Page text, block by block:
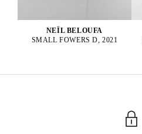
NEÏL BELOUFA
SMALL FOWERS D, 2021